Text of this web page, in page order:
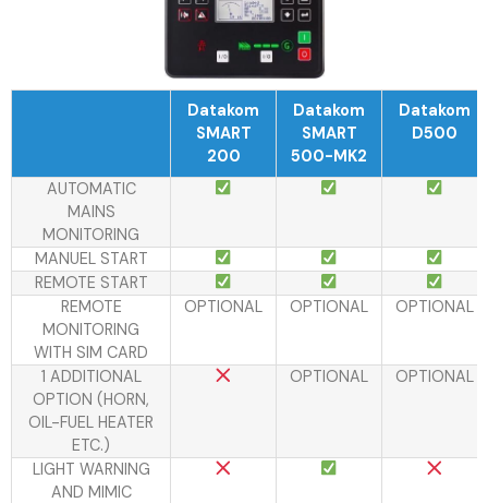
Datakom
SMART
200
Datakom
SMART
500-MK2
Datakom
D500
AUTOMATIC
MAINS
MONITORING
MANUEL START
REMOTE START
REMOTE
MONITORING
WITH SIM CARD
OPTIONAL OPTIONAL OPTIONAL
1 ADDITIONAL
OPTION (HORN,
OIL-FUEL HEATER
ETC.)
OPTIONAL OPTIONAL
LIGHT WARNING
AND MIMIC